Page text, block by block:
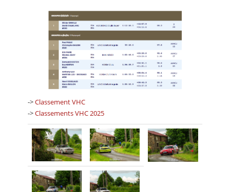
->Classement VHC
->Classements VHC 2025